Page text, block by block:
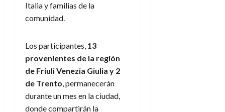
Italia y familias de la
comunidad.
Los participantes, 13
provenientes de la región
de Friuli Venezia Giulia y 2
de Trento, permanecerán
durante un mes en la ciudad,
donde compartirán la